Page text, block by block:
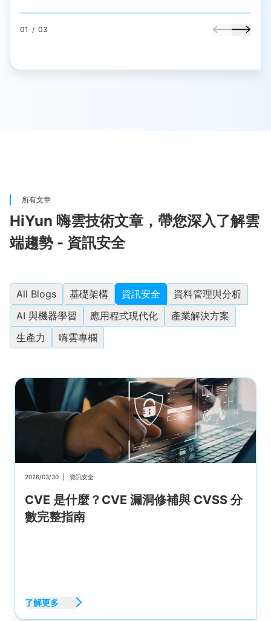
01 / 03
所有文章
HiYun 嗨雲技術文章，帶您深入了解雲
端趨勢 - 資訊安全
All Blogs 基礎架構 資訊安全
資料管理與分析
AI 與機器學習
應用程式現代化
產業解決方案
生產力
嗨雲專欄
2026/03/30 資訊安全
CVE 是什麼？CVE 漏洞修補與 CVSS 分
數完整指南
了解更多